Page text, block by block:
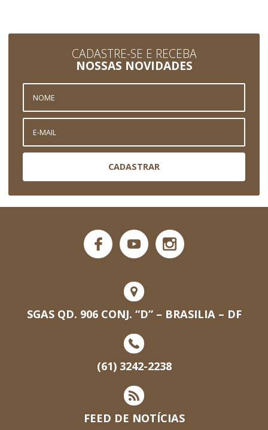
CADASTRE-SE E RECEBA
NOSSAS NOVIDADES
CADASTRAR
SGAS QD. 906 CONJ. “D” – BRASILIA – DF
(61) 3242-2238
FEED DE NOTÍCIAS